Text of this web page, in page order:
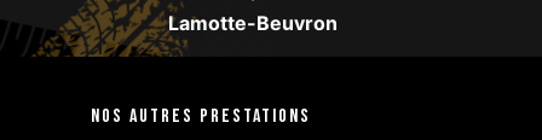
Lamotte-Beuvron
Nos autres prestations